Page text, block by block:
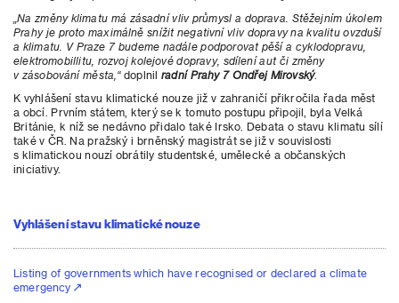
„Na změny klimatu má zásadní vliv průmysl a doprava. Stěžejním úkolem
Prahy je proto maximálně snížit negativní vliv dopravy na kvalitu ovzduší
a klimatu. V Praze 7 budeme nadále podporovat pěší a cyklodopravu,
elektromobillitu, rozvoj kolejové dopravy, sdílení aut či změny
v zásobování města,“doplnilradní Prahy 7 Ondřej Mirovský.
K vyhlášení stavu klimatické nouze již v zahraničí přikročila řada měst
a obcí. Prvním státem, který se k tomuto postupu připojil, byla Velká
Británie, k níž se nedávno přidalo také Irsko. Debata o stavu klimatu sílí
také v ČR. Na pražský i brněnský magistrát se již v souvislosti
s klimatickou nouzí obrátily studentské, umělecké a občanských
iniciativy.
Vyhlášení stavu klimatické nouze
Listing of governments which have recognised or declared a climate
emergency